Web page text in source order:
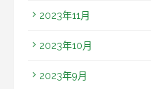
2023年11月
2023年10月
2023年9月